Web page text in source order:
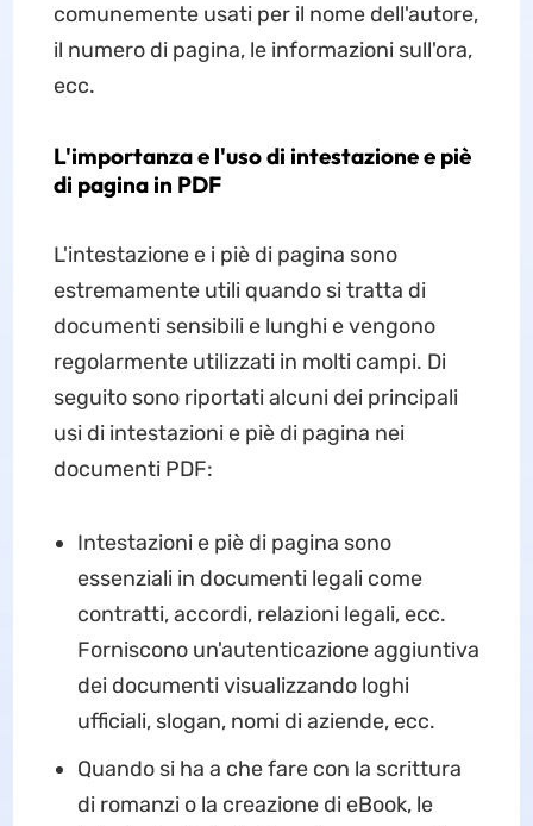
comunemente usati per il nome dell'autore,
il numero di pagina, le informazioni sull'ora,
ecc.
L'importanza e l'uso di intestazione e piè
di pagina in PDF
L'intestazione e i piè di pagina sono
estremamente utili quando si tratta di
documenti sensibili e lunghi e vengono
regolarmente utilizzati in molti campi. Di
seguito sono riportati alcuni dei principali
usi di intestazioni e piè di pagina nei
documenti PDF:
Intestazioni e piè di pagina sono
essenziali in documenti legali come
contratti, accordi, relazioni legali, ecc.
Forniscono un'autenticazione aggiuntiva
dei documenti visualizzando loghi
ufficiali, slogan, nomi di aziende, ecc.
Quando si ha a che fare con la scrittura
di romanzi o la creazione di eBook, le